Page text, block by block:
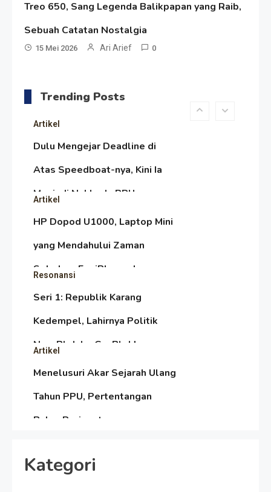
Treo 650, Sang Legenda Balikpapan yang Raib,
Sebuah Catatan Nostalgia
15 Mei 2026 Ari Arief 0
Trending Posts
Gareng Lebih Sibuk Orasi
Artikel
Melambai, Upaya Ronggeng
Paser Melawan Arus Zaman
Popular
Artikel
Dulu Mengejar Deadline di
Atas Speedboat-nya, Kini Ia
Menjadi Nakhoda PPU
Artikel
HP Dopod U1000, Laptop Mini
yang Mendahului Zaman
Sebelum Era iPhone dan
Smartphone
Resonansi
Seri 1: Republik Karang
Kedempel, Lahirnya Politik
Non-Blok ke Go-Blok!
Artikel
Menelusuri Akar Sejarah Ulang
Tahun PPU, Pertentangan
Bulan Peringatan vs
Kedempel: Saat Presiden
Kategori